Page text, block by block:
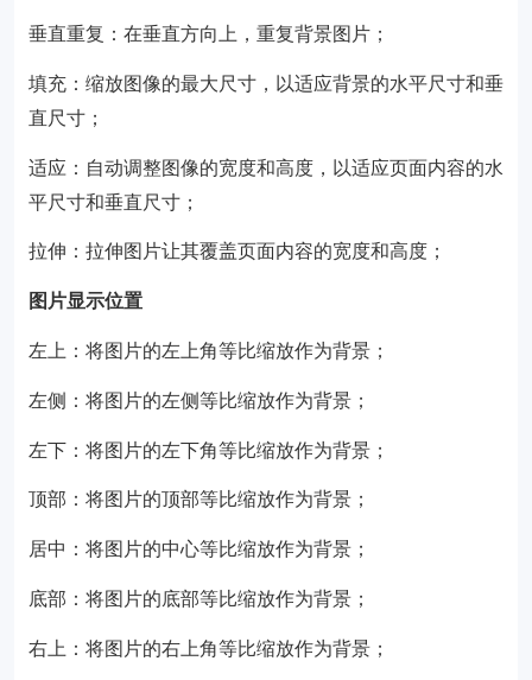
垂直重复：在垂直方向上，重复背景图片；
填充：缩放图像的最大尺寸，以适应背景的水平尺寸和垂
直尺寸；
适应：自动调整图像的宽度和高度，以适应页面内容的水
平尺寸和垂直尺寸；
拉伸：拉伸图片让其覆盖页面内容的宽度和高度；
图片显示位置
左上：将图片的左上角等比缩放作为背景；
左侧：将图片的左侧等比缩放作为背景；
左下：将图片的左下角等比缩放作为背景；
顶部：将图片的顶部等比缩放作为背景；
居中：将图片的中心等比缩放作为背景；
底部：将图片的底部等比缩放作为背景；
右上：将图片的右上角等比缩放作为背景；